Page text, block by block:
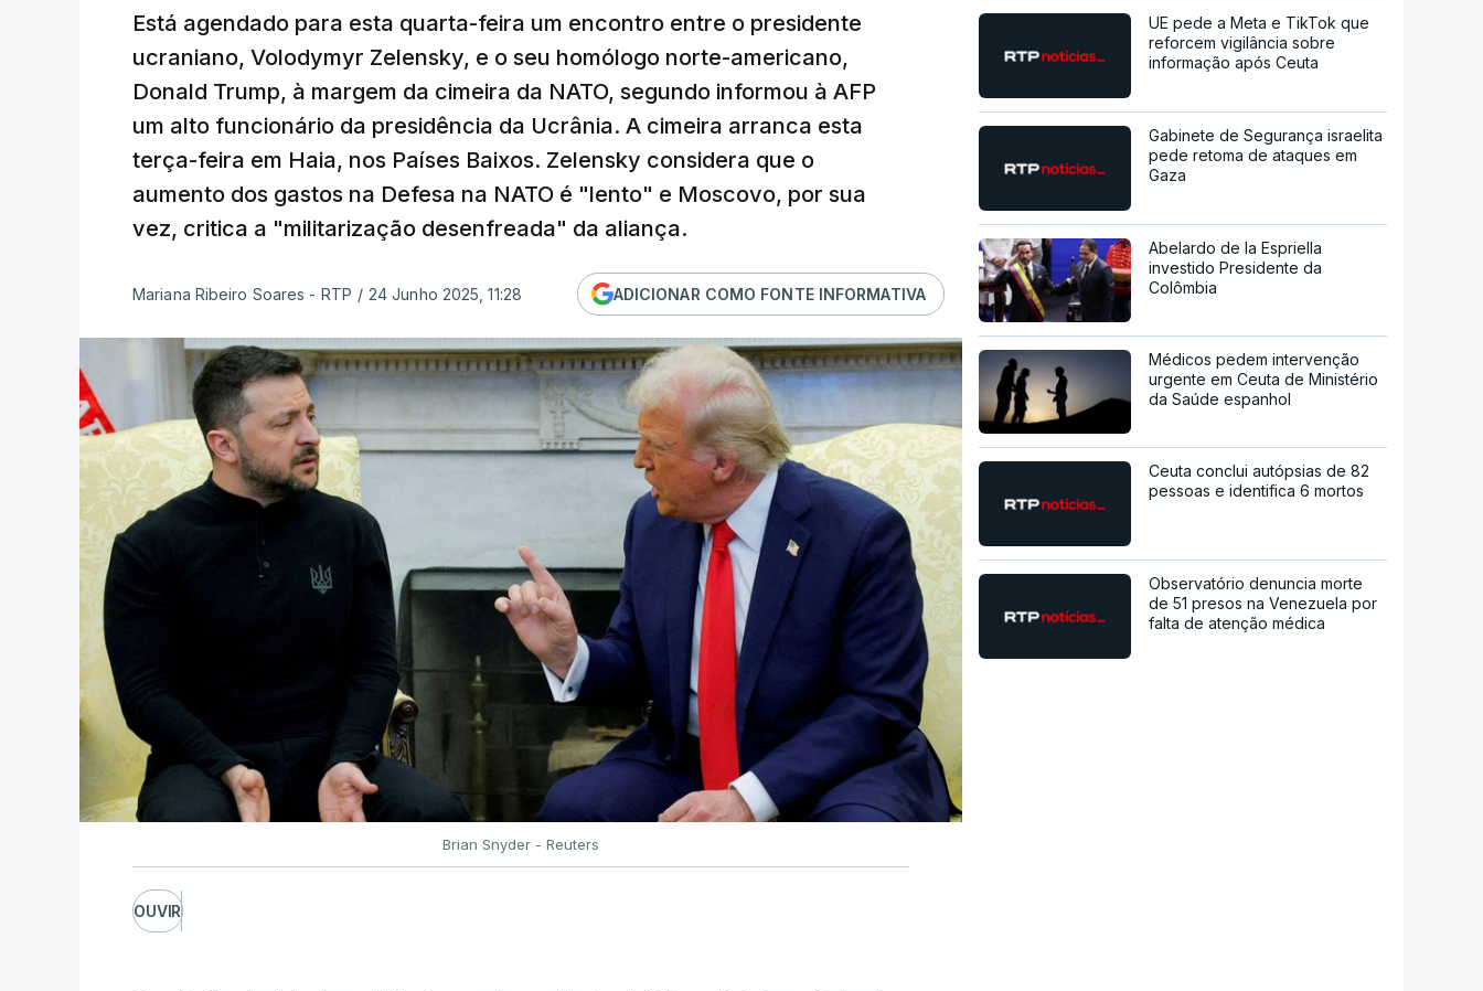
Está agendado para esta quarta-feira um encontro entre o presidente
ucraniano, Volodymyr Zelensky, e o seu homólogo norte-americano,
Donald Trump, à margem da cimeira da NATO, segundo informou à AFP
um alto funcionário da presidência da Ucrânia. A cimeira arranca esta
terça-feira em Haia, nos Países Baixos. Zelensky considera que o
aumento dos gastos na Defesa na NATO é "lento" e Moscovo, por sua
vez, critica a "militarização desenfreada" da aliança.
Mariana Ribeiro Soares - RTP / 24 Junho 2025, 11:28 ADICIONAR COMO FONTE INFORMATIVA
Brian Snyder - Reuters
OUVIR
UE pede a Meta e TikTok que
reforcem vigilância sobre
informação após Ceuta
Gabinete de Segurança israelita
pede retoma de ataques em
Gaza
Abelardo de la Espriella
investido Presidente da
Colômbia
Médicos pedem intervenção
urgente em Ceuta de Ministério
da Saúde espanhol
Ceuta conclui autópsias de 82
pessoas e identifica 6 mortos
Observatório denuncia morte
de 51 presos na Venezuela por
falta de atenção médica